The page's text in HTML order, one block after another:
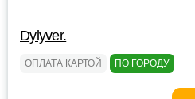
Dylyver.
ОПЛАТА КАРТОЙ ПО ГОРОДУ